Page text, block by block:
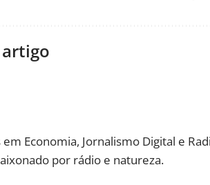
Economia, Jornalismo Digital e
por rádio e natureza.